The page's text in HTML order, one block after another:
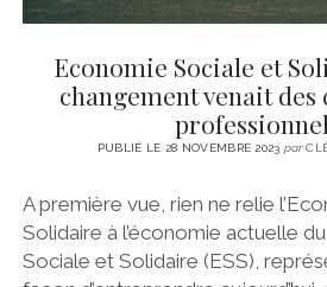
Economie Sociale et
changement venait
PUBLIÉ LE 28 NOVEMBRE 2023 par
A première vue, rien ne relie
Solidaire à l’économie actuelle
Sociale et Solidaire (ESS),